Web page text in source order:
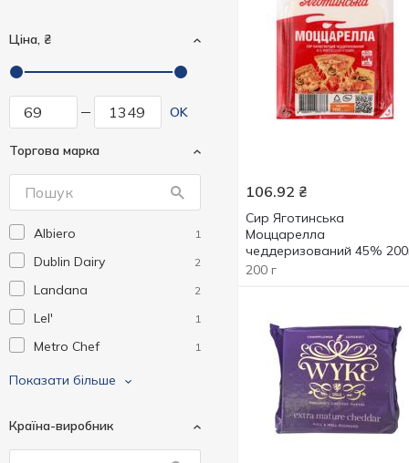
Ціна, ₴
OK
Торгова марка
Albiero 1
Dublin Dairy 2
Landana 2
Lel' 1
Metro Chef 1
Palancares
Яготинське 1
Показати більше
Країна-виробник
106.92 ₴
Сир Яготинська
Моццарелла
чеддеризований 45%
200 г